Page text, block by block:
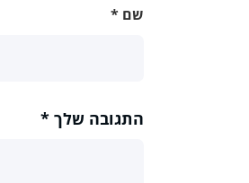
שם *
התגובה שלך *